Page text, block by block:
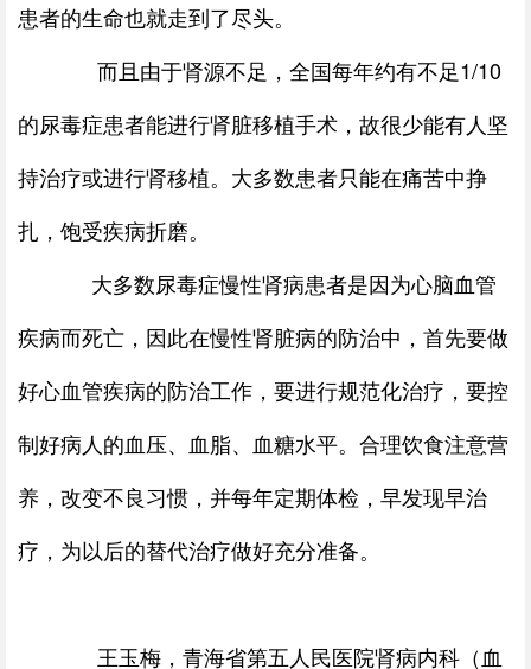
患者的生命也就走到了尽头。
而且由于肾源不足，全国每年约有不足1/10
的尿毒症患者能进行肾脏移植手术，故很少能有人坚
持治疗或进行肾移植。大多数患者只能在痛苦中挣
扎，饱受疾病折磨。
大多数尿毒症慢性肾病患者是因为心脑血管
疾病而死亡，因此在慢性肾脏病的防治中，首先要做
好心血管疾病的防治工作，要进行规范化治疗，要控
制好病人的血压、血脂、血糖水平。合理饮食注意营
养，改变不良习惯，并每年定期体检，早发现早治
疗，为以后的替代治疗做好充分准备。
王玉梅，青海省第五人民医院肾病内科（血